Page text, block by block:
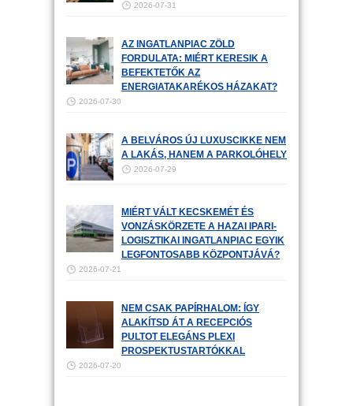
2026-07-31
AZ INGATLANPIAC ZÖLD
FORDULATA: MIÉRT KERESIK A
BEFEKTETŐK AZ
ENERGIATAKARÉKOS HÁZAKAT?
2026-07-30
A BELVÁROS ÚJ LUXUSCIKKE NEM
A LAKÁS, HANEM A PARKOLÓHELY
2026-07-29
MIÉRT VÁLT KECSKEMÉT ÉS
VONZÁSKÖRZETE A HAZAI IPARI-
LOGISZTIKAI INGATLANPIAC EGYIK
LEGFONTOSABB KÖZPONTJÁVÁ?
2026-07-21
NEM CSAK PAPÍRHALOM: ÍGY
ALAKÍTSD ÁT A RECEPCIÓS
PULTOT ELEGÁNS PLEXI
PROSPEKTUSTARTÓKKAL
2026-07-20